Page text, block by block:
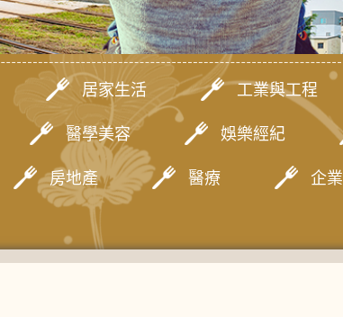
居家生活 工業與工程
醫學美容 娛樂經紀
房地產 醫療 企業